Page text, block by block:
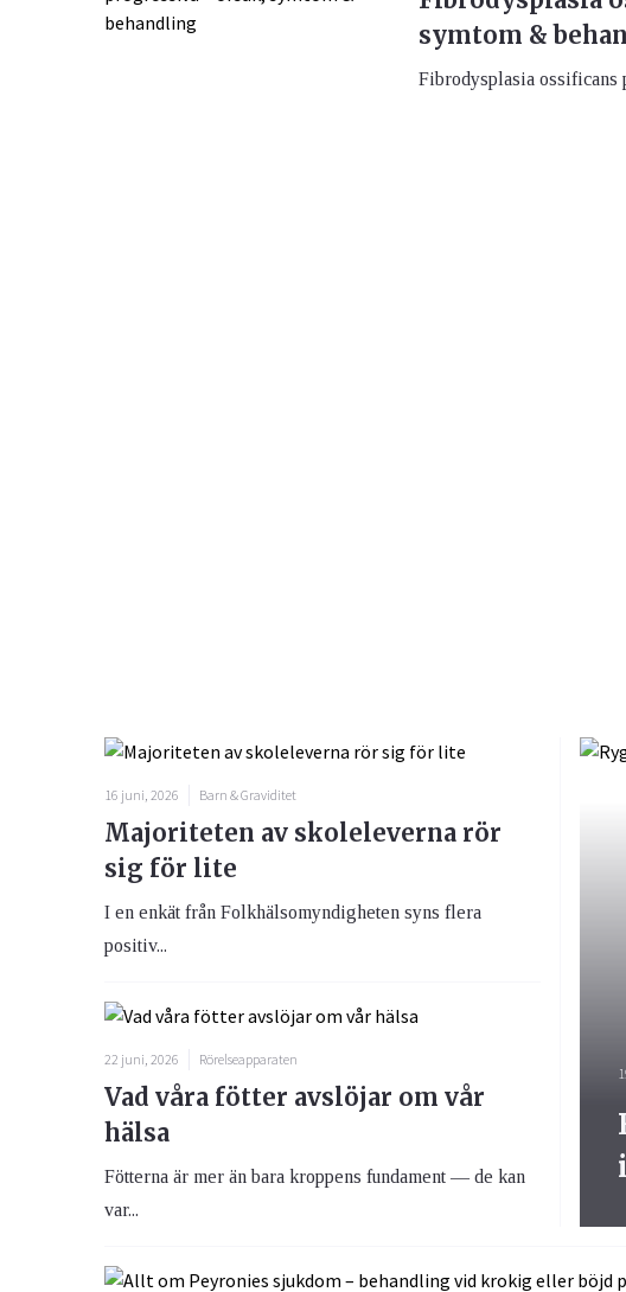
symtom &
Fibrodysplasia ossificans
16 juni, 2026 Barn & Graviditet
Majoriteten av skoleleverna rör
sig för lite
I en enkät från Folkhälsomyndigheten syns flera
positiv...
22 juni, 2026 Rörelseapparaten
Vad våra fötter avslöjar om vår
hälsa
Fötterna är mer än bara kroppens fundament — de kan
var...